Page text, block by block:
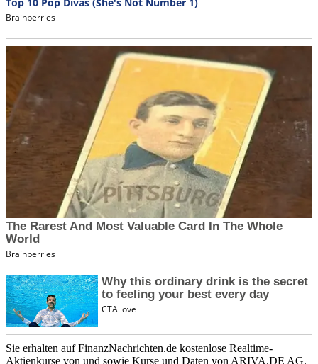
Sie erhalten auf FinanzNachrichten.de kostenlose Realtime-
Aktienkurse von und sowie Kurse und Daten von ARIVA.DE AG.